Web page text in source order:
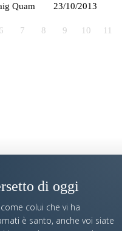
Quam 23/10/2013
6 7 8 9 10 11
di oggi
colui che vi ha
è santo, anche voi siate